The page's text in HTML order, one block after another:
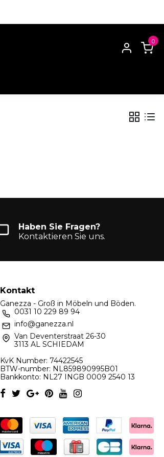
0
Haben Sie Fragen?
Kontaktieren Sie uns.
Kontakt
Ganezza - Groß in Möbeln und Böden.
0031 10 229 89 94
info@ganezza.nl
Van Deventerstraat 26-30
3113 AL SCHIEDAM
KvK Number: 74422545
BTW-number: NL859890995B01
Bankkonto: NL27 INGB 0009 2540 13